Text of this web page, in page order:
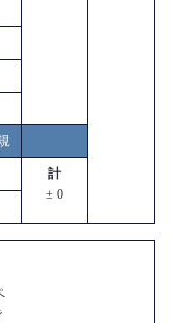
計
± 0